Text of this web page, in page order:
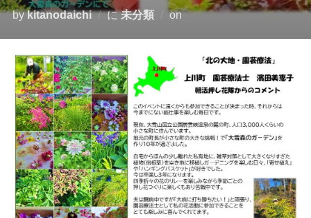
bykitanodaichi に未分類 on投